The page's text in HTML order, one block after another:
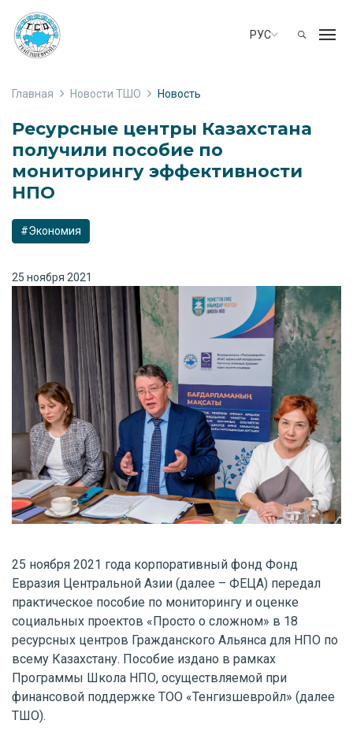
РУС
Главная Новости ТШО Новость
Ресурсные центры Казахстана
получили пособие по
мониторингу эффективности
НПО
#Экономия
25 ноября 2021
25 ноября 2021 года корпоративный фонд Фонд
Евразия Центральной Азии (далее – ФЕЦА) передал
практическое пособие по мониторингу и оценке
социальных проектов «Просто о сложном» в 18
ресурсных центров Гражданского Альянса для НПО по
всему Казахстану. Пособие издано в рамках
Программы Школа НПО, осуществляемой при
финансовой поддержке ТОО «Тенгизшевройл» (далее
ТШО).